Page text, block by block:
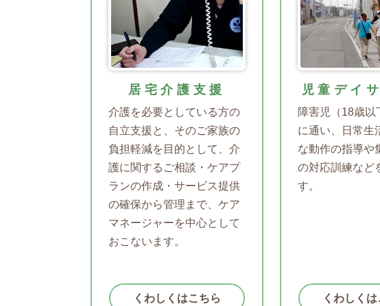
居宅介護支援
介護を必要としている方の
自立支援と、そのご家族の
負担軽減を目的として、介
護に関するご相談・ケアプ
ランの作成・サービス提供
の確保から管理まで、ケア
マネージャーを中心として
おこないます。
くわしくはこちら
児童デイ
障害児（18歳以
に通い、日常生
な動作の指導や
の対応訓練など
す。
くわしくは